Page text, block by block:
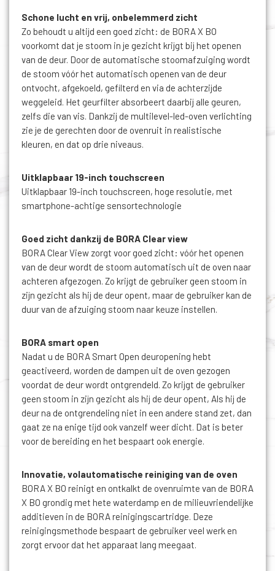
Schone lucht en vrij, onbelemmerd zicht
Zo behoudt u altijd een goed zicht: de BORA X BO
voorkomt dat je stoom in je gezicht krijgt bij het openen
van de deur. Door de automatische stoomafzuiging wordt
de stoom vóór het automatisch openen van de deur
ontvocht, afgekoeld, gefilterd en via de achterzijde
weggeleid. Het geurfilter absorbeert daarbij alle geuren,
zelfs die van vis. Dankzij de multilevel-­led-­oven verlichting
zie je de gerechten door de ovenruit in realistische
kleuren, en dat op drie niveaus.
Uitklapbaar 19-inch touchscreen
Uitklapbaar 19-inch touchscreen, hoge resolutie, met
smartphone-achtige sensortechnologie
Goed zicht dankzij de BORA Clear view
BORA Clear View zorgt voor goed zicht: vóór het openen
van de deur wordt de stoom automatisch uit de oven naar
achteren afgezogen. Zo krijgt de gebruiker geen stoom in
zijn gezicht als hij de deur opent, maar de gebruiker kan de
duur van de afzuiging stoom naar keuze instellen.
BORA smart open
Nadat u de BORA Smart Open deuropening hebt
geactiveerd, worden de dampen uit de oven gezogen
voordat de deur wordt ontgrendeld. Zo krijgt de gebruiker
geen stoom in zijn gezicht als hij de deur opent, Als hij de
deur na de ontgrendeling niet in een andere stand zet, dan
gaat ze na enige tijd ook vanzelf weer dicht. Dat is beter
voor de bereiding en het bespaart ook energie.
Innovatie, volautomatische reiniging van de oven
BORA X BO reinigt en ontkalkt de ovenruimte van de BORA
X BO grondig met hete waterdamp en de milieuvriendelijke
additieven in de BORA reinigingscartridge. Deze
reinigingsmethode bespaart de gebruiker veel werk en
zorgt ervoor dat het apparaat lang meegaat.